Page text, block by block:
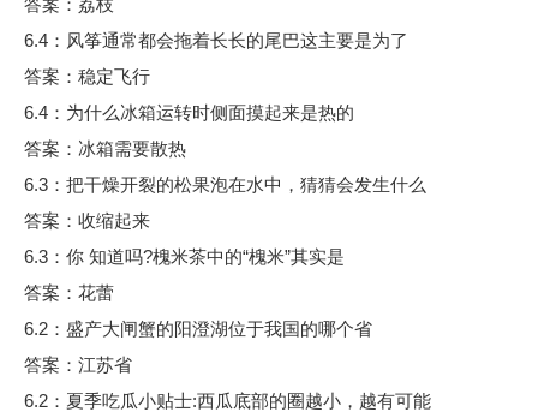
答案：荔枝
6.4：风筝通常都会拖着长长的尾巴这主要是为了
答案：稳定飞行
6.4：为什么冰箱运转时侧面摸起来是热的
答案：冰箱需要散热
6.3：把干燥开裂的松果泡在水中，猜猜会发生什么
答案：收缩起来
6.3：你 知道吗?槐米茶中的“槐米”其实是
答案：花蕾
6.2：盛产大闸蟹的阳澄湖位于我国的哪个省
答案：江苏省
6.2：夏季吃瓜小贴士:西瓜底部的圈越小，越有可能